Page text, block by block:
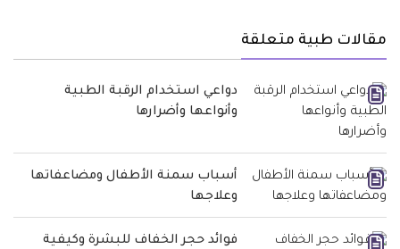
مقالات طبية متعلقة
دواعي استخدام الرقبة الطبية
وأنواعها وأضرارها
أسباب سمنة الأطفال ومضاعفاتها
وعلاجها
فوائد حجر الخفاف للبشرة وكيفية